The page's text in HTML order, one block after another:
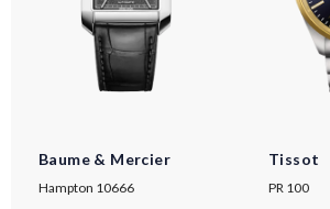
Baume & Mercier
Hampton 10666
Tissot
PR 100